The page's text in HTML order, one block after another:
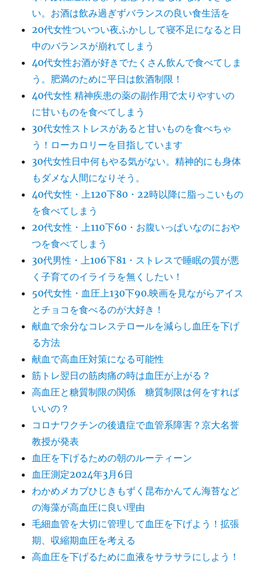
い。お酒は飲み過ぎずバランスの良い食生活を
20代女性ついつい夜ふかしして寝不足になると日
中のバランスが崩れてしまう
40代女性お酒が好きでたくさん飲んで食べてしま
う。肥満のために平日は飲酒制限！
40代女性 精神疾患の薬の副作用で太りやすいの
に甘いものを食べてしまう
30代女性ストレスがあると甘いものを食べちゃ
う！ローカロリーを目指しています
30代女性日中何もやる気がない。精神的にも身体
もダメな人間になりそう。
40代女性・上120下80・22時以降に脂っこいもの
を食べてしまう
20代女性・上110下60・お腹いっぱいなのにおや
つを食べてしまう
30代男性・上106下81・ストレスで睡眠の質が悪
く子育てのイライラを無くしたい！
50代女性・血圧上130下90.映画を見ながらアイス
とチョコを食べるのが大好き！
献血で余分なコレステロールを減らし血圧を下げ
る方法
献血で高血圧対策になる可能性
筋トレ翌日の筋肉痛の時は血圧が上がる？
高血圧と糖質制限の関係 糖質制限は何をすれば
いいの？
コロナワクチンの後遺症で血管系障害？京大名誉
教授が発表
血圧を下げるための朝のルーティーン
血圧測定2024年3月6日
わかめメカブひじきもずく昆布かんてん海苔など
の海藻が高血圧に良い理由
毛細血管を大切に管理して血圧を下げよう！拡張
期、収縮期血圧を考える
高血圧を下げるために血液をサラサラにしよう！